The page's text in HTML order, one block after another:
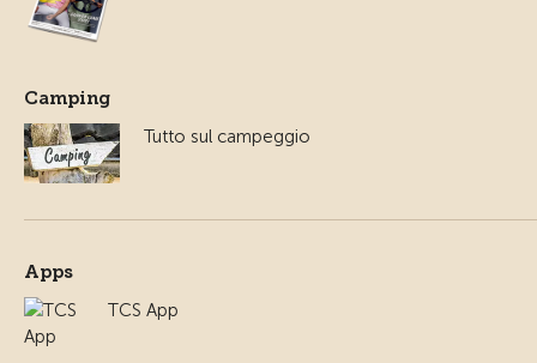
Camping
Tutto sul campeggio
Apps
TCS App